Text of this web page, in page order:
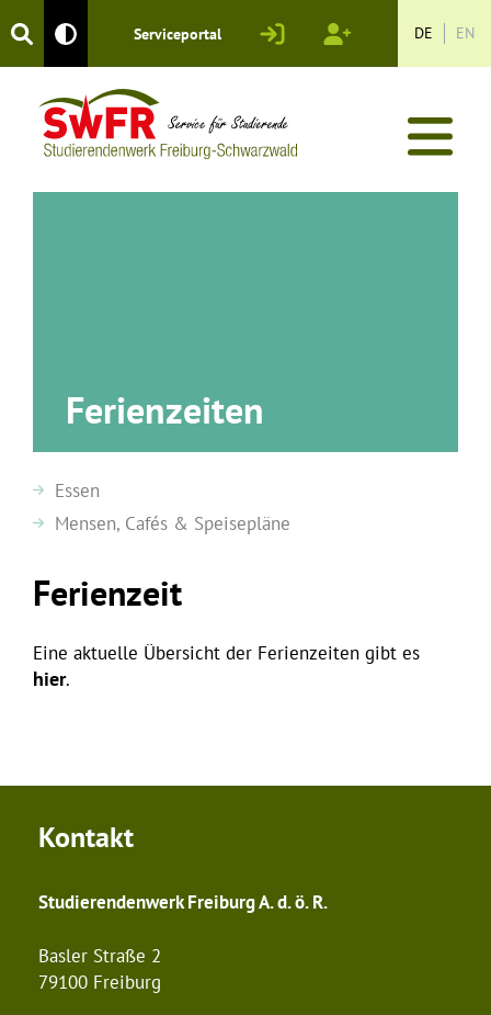
KontrastmodusServiceportal Login Registrieren DE EN
Ferienzeiten
Essen
Mensen, Cafés & Speisepläne
Ferienzeit
Eine aktuelle Übersicht der Ferienzeiten gibt es
hier.
Kontakt
Studierendenwerk Freiburg A. d. ö. R.
Basler Straße 2
79100 Freiburg